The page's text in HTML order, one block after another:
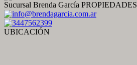
Sucursal Brenda García PROPIEDADES
info@brendagarcia.com.ar
3447562399
UBICACIÓN